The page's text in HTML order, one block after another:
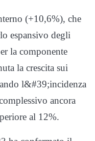
(+10,6%), che
espansivo degli
la componente
la crescita sui
l&#39;incidenza
ancora
al 12%.